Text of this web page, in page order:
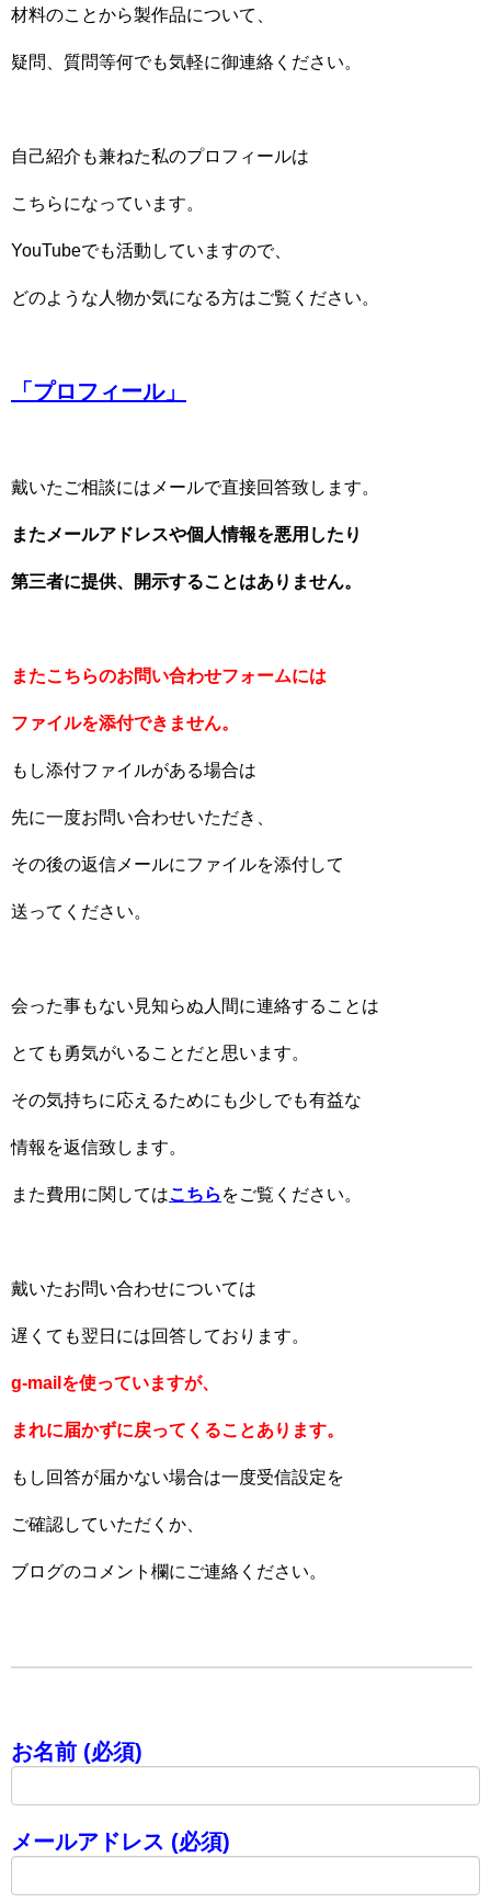
材料のことから製作品について、
疑問、質問等何でも気軽に御連絡ください。
自己紹介も兼ねた私のプロフィールは
こちらになっています。
YouTubeでも活動していますので、
どのような人物か気になる方はご覧ください。
「プロフィール」
戴いたご相談にはメールで直接回答致します。
またメールアドレスや個人情報を悪用したり
第三者に提供、開示することはありません。
またこちらのお問い合わせフォームには
ファイルを添付できません。
もし添付ファイルがある場合は
先に一度お問い合わせいただき、
その後の返信メールにファイルを添付して
送ってください。
会った事もない見知らぬ人間に連絡することは
とても勇気がいることだと思います。
その気持ちに応えるためにも少しでも有益な
情報を返信致します。
また費用に関してはこちら をご覧ください。
戴いたお問い合わせについては
遅くても翌日には回答しております。
g-mailを使っていますが、
まれに届かずに戻ってくることあります。
もし回答が届かない場合は一度受信設定を
ご確認していただくか、
ブログのコメント欄にご連絡ください。
お名前 (必須)
メールアドレス (必須)